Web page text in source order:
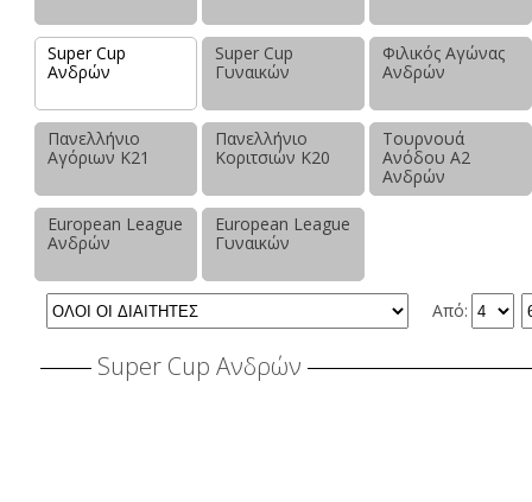
Super Cup
Ανδρών
Super Cup
Γυναικών
Φιλικός Αγώνας
Ανδρών
Πανελλήνιο
Αγόριων Κ21
Πανελλήνιο
Κοριτσιών Κ20
Τουρνουά
Ανόδου Α2
Ανδρών
European League
Ανδρών
European League
Γυναικών
Από:
Super Cup Ανδρών